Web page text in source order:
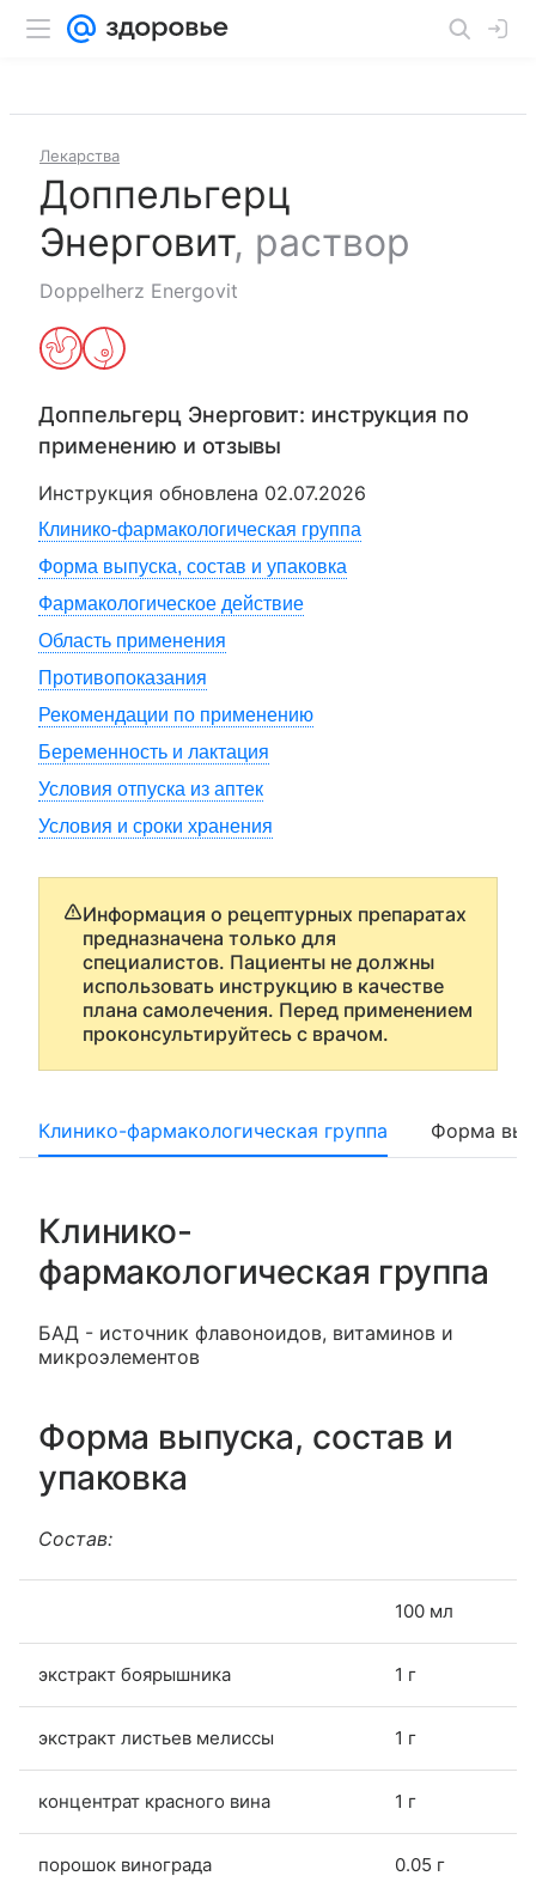
Лекарства
Доппельгерц
Энерговит, раствор
Doppelherz Energovit
Доппельгерц Энерговит: инструкция по
применению и отзывы
Инструкция обновлена 02.07.2026
Клинико-фармакологическая группа
Форма выпуска, состав и упаковка
Фармакологическое действие
Область применения
Противопоказания
Рекомендации по применению
Беременность и лактация
Условия отпуска из аптек
Условия и сроки хранения
Информация о рецептурных препаратах
предназначена только для
специалистов. Пациенты не должны
использовать инструкцию в качестве
плана самолечения. Перед применением
проконсультируйтесь с врачом.
Клинико-фармакологическая группа Форма
Клинико-
фармакологическая группа
БАД - источник флавоноидов, витаминов и
микроэлементов
Форма выпуска, состав и
упаковка
Состав:
100 мл
экстракт боярышника 1 г
экстракт листьев мелиссы 1 г
концентрат красного вина 1 г
порошок винограда 0.05 г